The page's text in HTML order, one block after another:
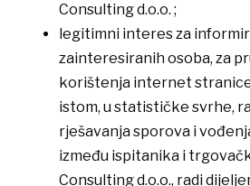
Consulting d.o.o. ;
​legitimni interes za
zainteresiranih osoba, za
korištenja internet
istom, u statističke svrhe,
rješavanja sporova i
između ispitanika i
Consulting d.o.o., radi